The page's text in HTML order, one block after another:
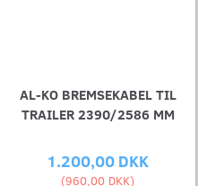
AL-KO BREMSEKABEL TIL
TRAILER 2390/2586 MM
1.200,00 DKK
(960,00 DKK)